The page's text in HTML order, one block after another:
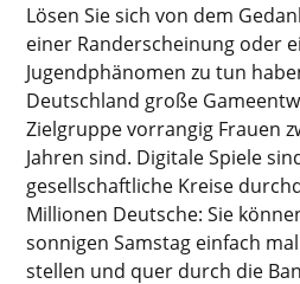
Lösen Sie sich von dem
einer Randerscheinung oder
Jugendphänomen zu tun
Deutschland große
Zielgruppe vorrangig Frauen
Jahren sind. Digitale Spiele
gesellschaftliche Kreise
Millionen Deutsche: Sie
sonnigen Samstag einfach
stellen und quer durch die